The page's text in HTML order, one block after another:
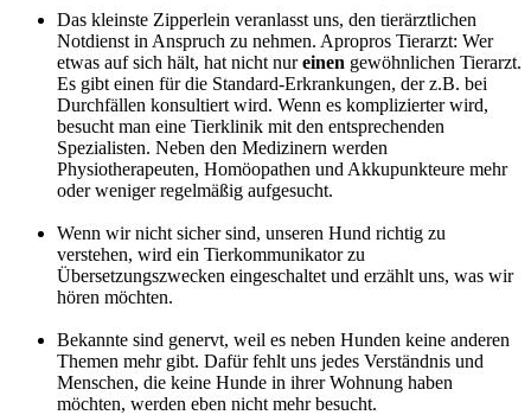
Das kleinste Zipperlein veranlasst uns, den tierärztlichen
Notdienst in Anspruch zu nehmen. Apropros Tierarzt: Wer
etwas auf sich hält, hat nicht nureinen gewöhnlichen Tierarzt.
Es gibt einen für die Standard-Erkrankungen, der z.B. bei
Durchfällen konsultiert wird. Wenn es komplizierter wird,
besucht man eine Tierklinik mit den entsprechenden
Spezialisten. Neben den Medizinern werden
Physiotherapeuten, Homöopathen und Akkupunkteure mehr
oder weniger regelmäßig aufgesucht.
Wenn wir nicht sicher sind, unseren Hund richtig zu
verstehen, wird ein Tierkommunikator zu
Übersetzungszwecken eingeschaltet und erzählt uns, was wir
hören möchten.
Bekannte sind genervt, weil es neben Hunden keine anderen
Themen mehr gibt. Dafür fehlt uns jedes Verständnis und
Menschen, die keine Hunde in ihrer Wohnung haben
möchten, werden eben nicht mehr besucht.